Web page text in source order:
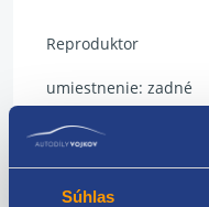
Súhlas
Reproduktor
umiestnenie: zadné
strana: pravá/ľavá
VAG originál: